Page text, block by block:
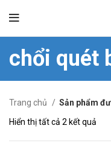
chổi quét
Trang chủ
Sản phẩm
Hiển thị tất cả 2 kết quả